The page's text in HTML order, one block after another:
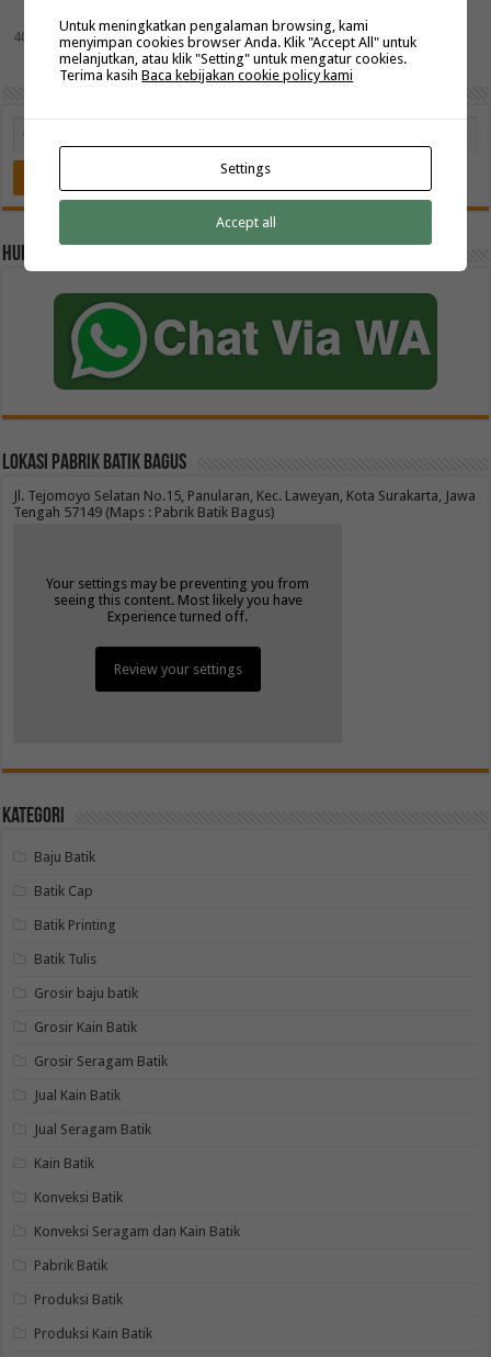
40
50 ... Last »
Hubungi kami 082259592299
Lokasi Pabrik Batik Bagus
Jl. Tejomoyo Selatan No.15, Panularan, Kec. Laweyan, Kota Surakarta, Jawa
Tengah 57149 (Maps : Pabrik Batik Bagus)
Your settings may be preventing you from
seeing this content. Most likely you have
Experience turned off.
Review your settings
Kategori
Baju Batik
Batik Cap
Batik Printing
Batik Tulis
Grosir baju batik
Grosir Kain Batik
Grosir Seragam Batik
Jual Kain Batik
Jual Seragam Batik
Kain Batik
Konveksi Batik
Konveksi Seragam dan Kain Batik
Pabrik Batik
Produksi Batik
Produksi Kain Batik
Untuk meningkatkan pengalaman browsing, kami
menyimpan cookies browser Anda. Klik "Accept All" untuk
melanjutkan, atau klik "Setting" untuk mengatur cookies.
Terima kasihBaca kebijakan cookie policy kami
Settings
Accept all